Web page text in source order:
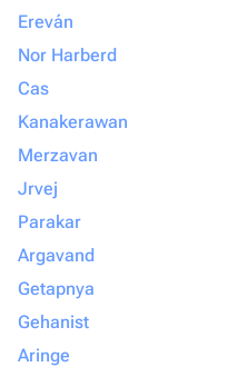
Ereván
Nor Harberd
Cas
Kanakerawan
Merzavan
Jrvej
Parakar
Argavand
Getapnya
Gehanist
Aringe